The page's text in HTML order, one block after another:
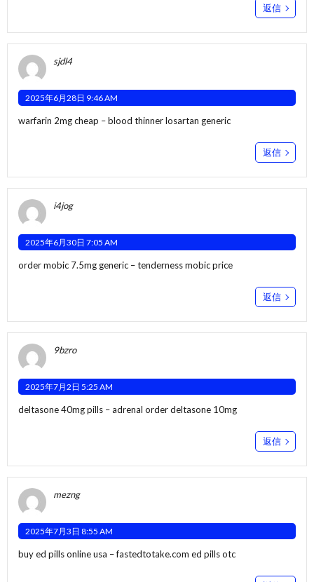
返信
sjdl4
2025年6月28日 9:46 AM
warfarin 2mg cheap –blood thinnerlosartan generic
返信
i4jog
2025年6月30日 7:05 AM
order mobic 7.5mg generic –tendernessmobic price
返信
9bzro
2025年7月2日 5:25 AM
deltasone 40mg pills –adrenal order deltasone 10mg
返信
mezng
2025年7月3日 8:55 AM
buy ed pills online usa –fastedtotake.com ed pills otc